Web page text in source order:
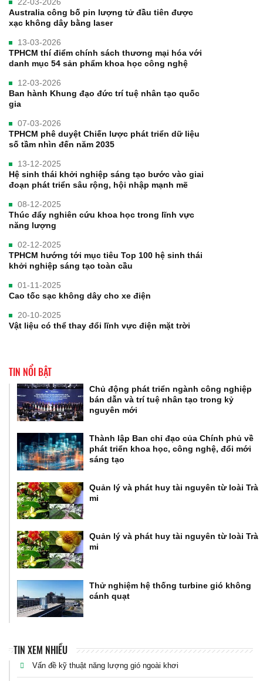
22-03-2026
Australia công bố pin lượng tử đầu tiên được
xạc không dây bằng laser
13-03-2026
TPHCM thí điểm chính sách thương mại hóa với
danh mục 54 sản phẩm khoa học công nghệ
12-03-2026
Ban hành Khung đạo đức trí tuệ nhân tạo quốc
gia
07-03-2026
TPHCM phê duyệt Chiến lược phát triển dữ liệu
số tầm nhìn đến năm 2035
13-12-2025
Hệ sinh thái khởi nghiệp sáng tạo bước vào giai
đoạn phát triển sâu rộng, hội nhập mạnh mẽ
08-12-2025
Thúc đẩy nghiên cứu khoa học trong lĩnh vực
năng lượng
02-12-2025
TPHCM hướng tới mục tiêu Top 100 hệ sinh thái
khởi nghiệp sáng tạo toàn cầu
01-11-2025
Cao tốc sạc không dây cho xe điện
20-10-2025
Vật liệu có thể thay đổi lĩnh vực điện mặt trời
TIN NỔI BẬT
Chủ động phát triển ngành công nghiệp
bán dẫn và trí tuệ nhân tạo trong kỷ
nguyên mới
Thành lập Ban chỉ đạo của Chính phủ về
phát triển khoa học, công nghệ, đổi mới
sáng tạo
Quản lý và phát huy tài nguyên từ loài Trà
mi
Quản lý và phát huy tài nguyên từ loài Trà
mi
Thử nghiệm hệ thống turbine gió không
cánh quạt
TIN XEM NHIỀU
Vấn đề kỹ thuật năng lượng gió ngoài khơi